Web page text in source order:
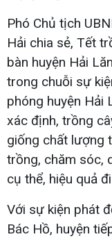
Phó Chủ tịch
Hải chia sẻ, Tết
bàn huyện Hải
trong chuỗi sự
phóng huyện Hải
xác định, trồng
giống chất lượng
trồng, chăm sóc,
cụ thể, hiệu quả
Với sự kiện phát
Bác Hồ, huyện